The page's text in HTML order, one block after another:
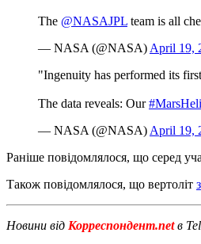
The @NASAJPL team is all
— NASA (@NASA) April 19,
"Ingenuity has performed its
The data reveals: Our
— NASA (@NASA) April 19,
Раніше повідомлялося, що серед
Також повідомлялося, що вертоліт
Новини від Корреспондент.netв